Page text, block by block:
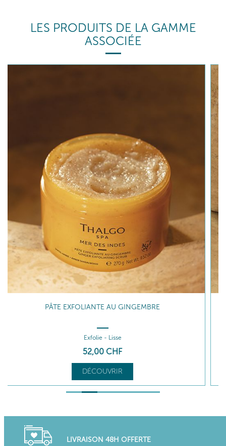
LES PRODUITS DE LA GAMME
ASSOCIÉE
BAIN DE LAIT
Délasse - Parfume
28,00 CHF
DÉCOUVRIR
LIVRAISON 48H OFFERTE